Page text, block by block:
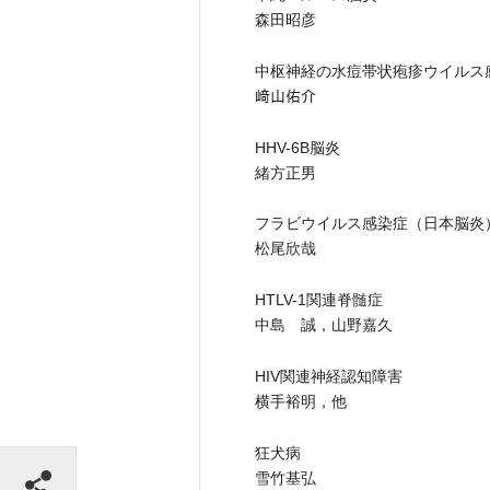
森田昭彦
中枢神経の水痘帯状疱疹ウイルス
﨑山佑介
HHV-6B脳炎
緒方正男
フラビウイルス感染症（日本脳炎）
松尾欣哉
HTLV-1関連脊髄症
中島 誠，山野嘉久
HIV関連神経認知障害
横手裕明，他
狂犬病
雪竹基弘